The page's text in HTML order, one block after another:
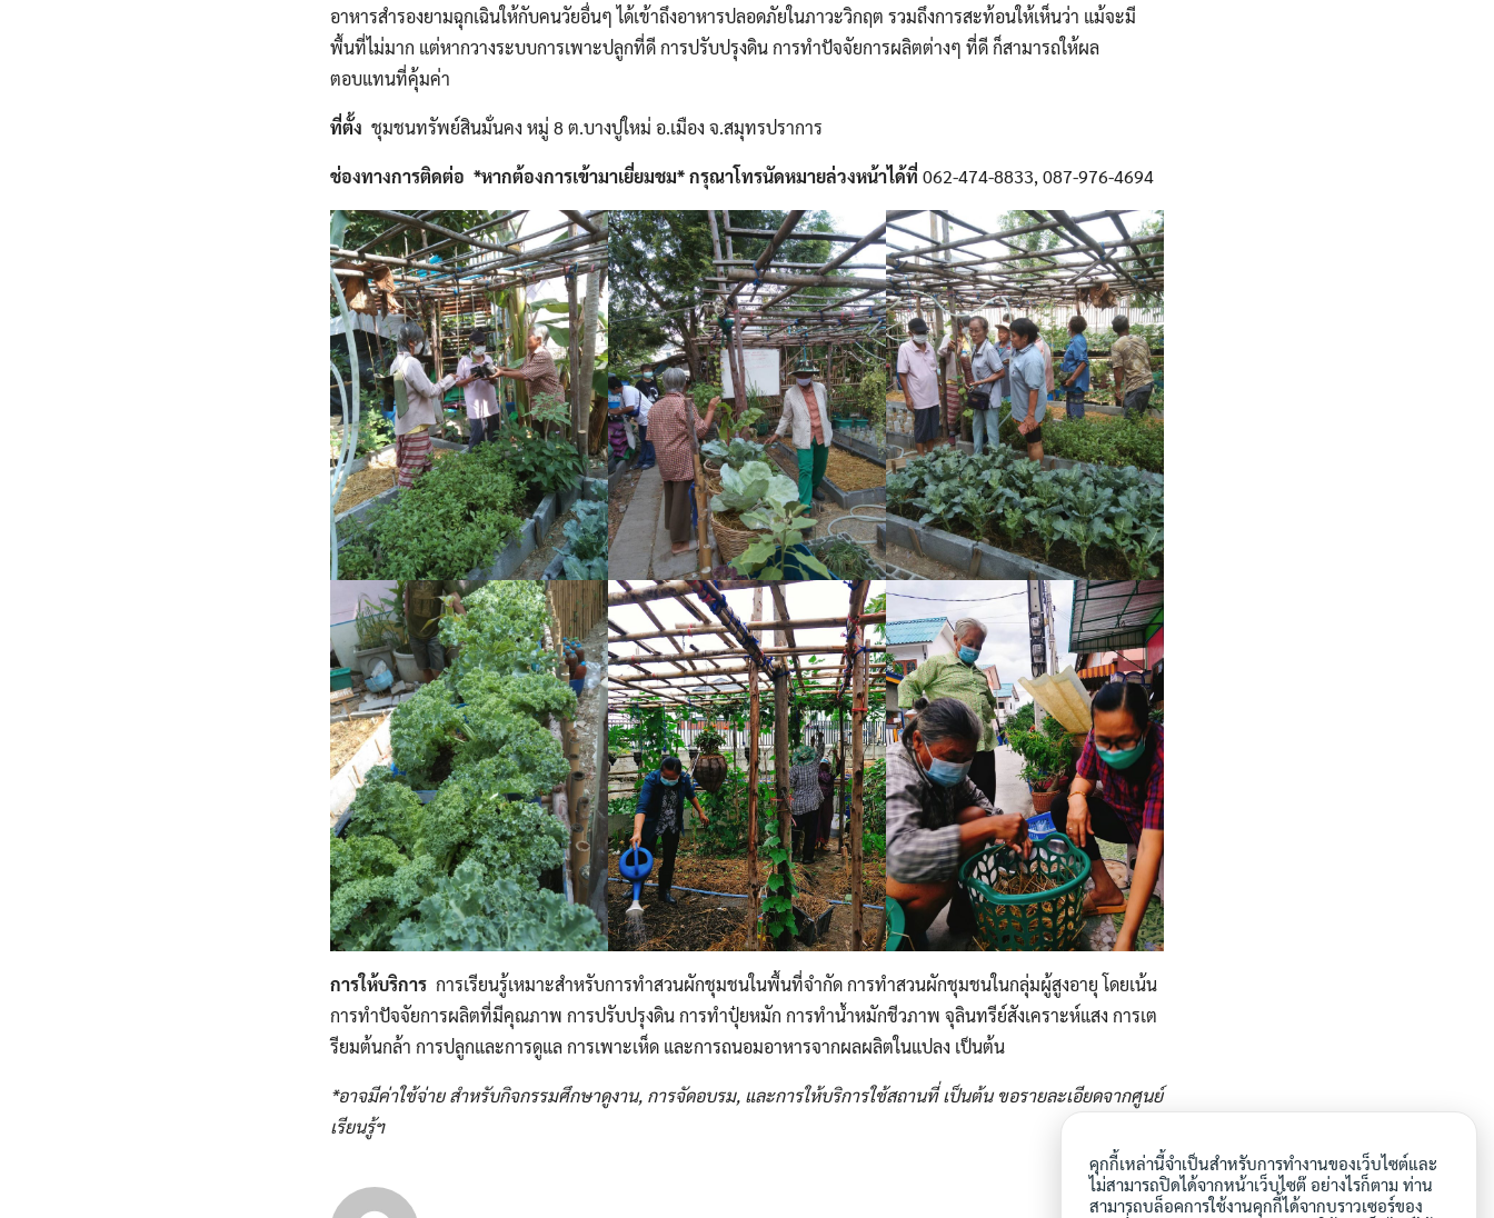
อาหารสำรองยามฉุกเฉินให้กับคนวัยอื่นๆ ได้เข้าถึงอาหารปลอดภัยในภาวะวิกฤต รวมถึงการสะท้อนให้เห็นว่า แม้จะมี
พื้นที่ไม่มาก แต่หากวางระบบการเพาะปลูกที่ดี การปรับปรุงดิน การทำปัจจัยการผลิตต่างๆ ที่ดี ก็สามารถให้ผล
ตอบแทนที่คุ้มค่า
ที่ตั้ง ชุมชนทรัพย์สินมั่นคง หมู่ 8 ต.บางปูใหม่ อ.เมือง จ.สมุทรปราการ
ช่องทางการติดต่อ *หากต้องการเข้ามาเยี่ยมชม* กรุณาโทรนัดหมายล่วงหน้าได้ที่ 062-474-8833, 087-976-4694
การให้บริการ การเรียนรู้เหมาะสำหรับการทำสวนผักชุมชนในพื้นที่จำกัด การทำสวนผักชุมชนในกลุ่มผู้สูงอายุ โดยเน้น
การทำปัจจัยการผลิตที่มีคุณภาพ การปรับปรุงดิน การทำปุ๋ยหมัก การทำน้ำหมักชีวภาพ จุลินทรีย์สังเคราะห์แสง การเต
รียมต้นกล้า การปลูกและการดูแล การเพาะเห็ด และการถนอมอาหารจากผลผลิตในแปลง เป็นต้น
*อาจมีค่าใช้จ่าย สำหรับกิจกรรมศึกษาดูงาน, การจัดอบรม, และการให้บริการใช้สถานที่ เป็นต้น ขอรายละเอียดจากศูนย์
เรียนรู้ฯ
คุกกี้เหล่านี้จำเป็นสำหรับการทำงานของเว็บไซต์และ
ไม่สามารถปิดได้จากหน้าเว็บไซต๊ อย่างไรก็ตาม ท่าน
สามารถบล็อคการใช้งานคุกกี้ได้จากบราวเซอร์ของ